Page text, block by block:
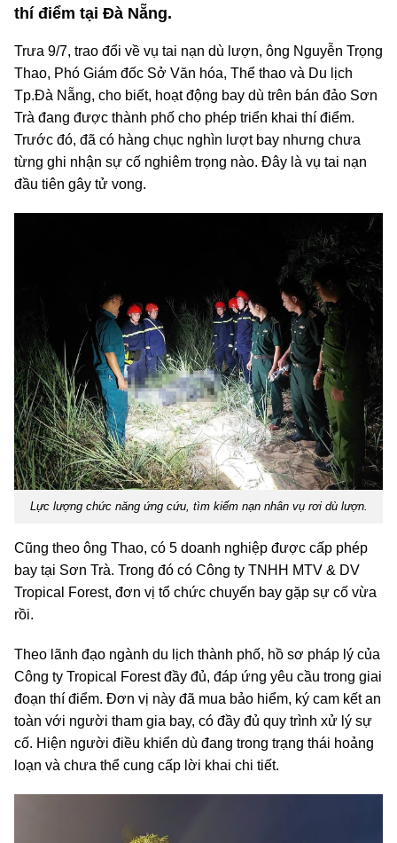
thí điểm tại Đà Nẵng.
Trưa 9/7, trao đổi về vụ tai nạn dù lượn, ông Nguyễn Trọng
Thao, Phó Giám đốc Sở Văn hóa, Thể thao và Du lịch
Tp.Đà Nẵng, cho biết, hoạt động bay dù trên bán đảo Sơn
Trà đang được thành phố cho phép triển khai thí điểm.
Trước đó, đã có hàng chục nghìn lượt bay nhưng chưa
từng ghi nhận sự cố nghiêm trọng nào. Đây là vụ tai nạn
đầu tiên gây tử vong.
Lực lượng chức năng ứng cứu, tìm kiếm nạn nhân vụ rơi dù lượn.
Cũng theo ông Thao, có 5 doanh nghiệp được cấp phép
bay tại Sơn Trà. Trong đó có Công ty TNHH MTV & DV
Tropical Forest, đơn vị tổ chức chuyến bay gặp sự cố vừa
rồi.
Theo lãnh đạo ngành du lịch thành phố, hồ sơ pháp lý của
Công ty Tropical Forest đầy đủ, đáp ứng yêu cầu trong giai
đoạn thí điểm. Đơn vị này đã mua bảo hiểm, ký cam kết an
toàn với người tham gia bay, có đầy đủ quy trình xử lý sự
cố. Hiện người điều khiển dù đang trong trạng thái hoảng
loạn và chưa thể cung cấp lời khai chi tiết.